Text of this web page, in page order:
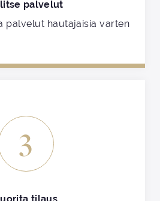
palvelut
palvelut hautajaisia varten
3